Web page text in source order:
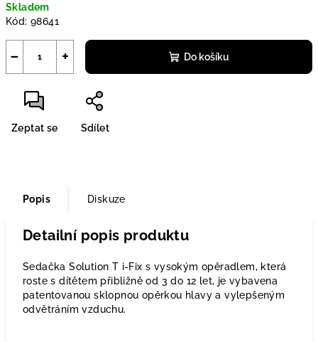
cena:
Skladem
Kód: 98641
+
− Do košíku
Zeptat se Sdílet
Popis Diskuze
Detailní popis produktu
Sedačka Solution T i-Fix s vysokým opěradlem, která
roste s dítětem přibližně od 3 do 12 let, je vybavena
patentovanou sklopnou opěrkou hlavy a vylepšeným
odvětráním vzduchu.